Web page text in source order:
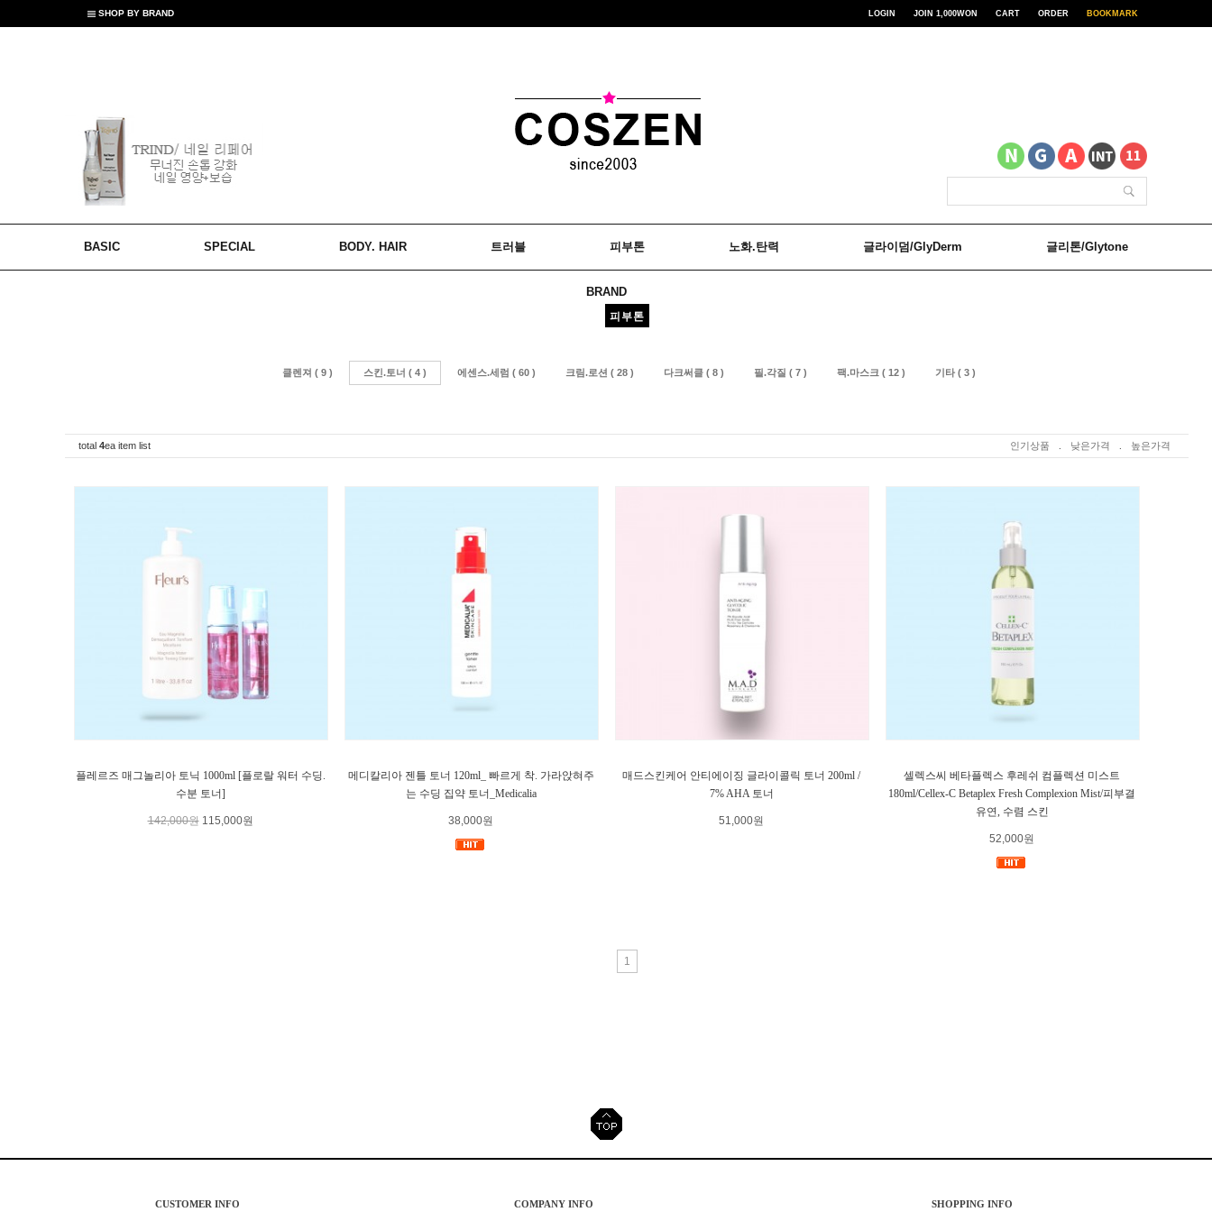
SHOP BY BRAND LOGIN JOIN 1,000WON CART ORDER BOOKMARK
BASIC SPECIAL BODY. HAIR 트러블 피부톤 노화.탄력 글라이덤/GlyDerm 글리톤/Glytone
BRAND
피부톤
클렌져 ( 9 ) 스킨.토너 ( 4 ) 에센스.세럼 ( 60 ) 크림.로션 ( 28 ) 다크써클 ( 8 ) 필.각질 ( 7 ) 팩.마스크 ( 12 ) 기타 ( 3 )
total 4ea item list 인기상품 낮은가격 높은가격
플레르즈 매그놀리아 토닉 1000ml [플로랄 워터 수딩.
수분 토너]
142,000원 115,000원
메디칼리아 젠틀 토너 120ml_ 빠르게 착. 가라앉혀주
는 수딩 집약 토너_Medicalia
38,000원
매드스킨케어 안티에이징 글라이콜릭 토너 200ml /
7% AHA 토너
51,000원
셀렉스씨 베타플렉스 후레쉬 컴플렉션 미스트
180ml/Cellex-C Betaplex Fresh Complexion Mist/피부결
유연, 수렴 스킨
52,000원
1
CUSTOMER INFO COMPANY INFO SHOPPING INFO